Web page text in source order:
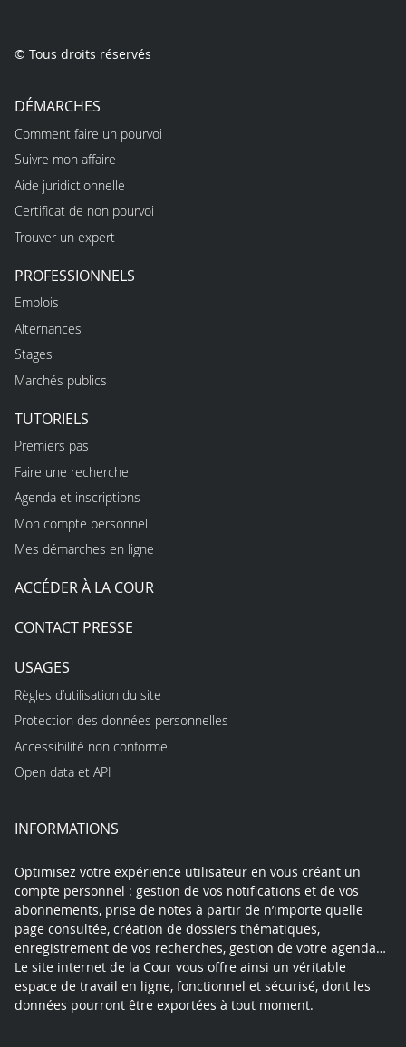
© Tous droits réservés
DÉMARCHES
Comment faire un pourvoi
Suivre mon affaire
Aide juridictionnelle
Certificat de non pourvoi
Trouver un expert
PROFESSIONNELS
Emplois
Alternances
Stages
Marchés publics
TUTORIELS
Premiers pas
Faire une recherche
Agenda et inscriptions
Mon compte personnel
Mes démarches en ligne
ACCÉDER À LA COUR
CONTACT PRESSE
USAGES
Règles d’utilisation du site
Protection des données personnelles
Accessibilité non conforme
Open data et API
INFORMATIONS
Optimisez votre expérience utilisateur en vous créant un
compte personnel : gestion de vos notifications et de vos
abonnements, prise de notes à partir de n’importe quelle
page consultée, création de dossiers thématiques,
enregistrement de vos recherches, gestion de votre agenda…
Le site internet de la Cour vous offre ainsi un véritable
espace de travail en ligne, fonctionnel et sécurisé, dont les
données pourront être exportées à tout moment.